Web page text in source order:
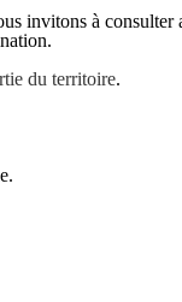
invitons à consulter
du territoire.